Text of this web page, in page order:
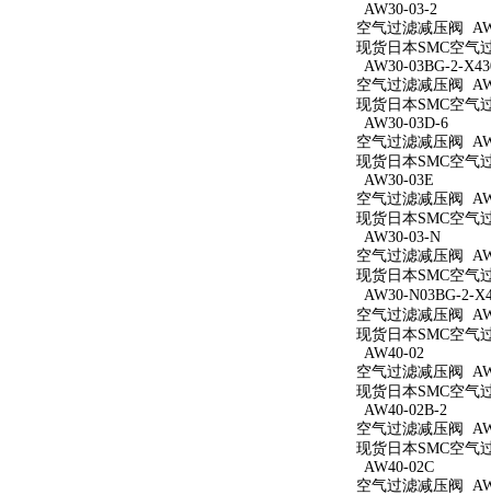
AW30-03-2
空气过滤减压阀
现货日本SMC空气
AW30-03BG-2-
空气过滤减压阀
现货日本SMC空气
AW30-03D-6
空气过滤减压阀
现货日本SMC空气
AW30-03E
空气过滤减压阀
现货日本SMC空气
AW30-03-N
空气过滤减压阀
现货日本SMC空气
AW30-N03BG-2-
空气过滤减压阀
现货日本SMC空气
AW40-02
空气过滤减压阀
现货日本SMC空气
AW40-02B-2
空气过滤减压阀
现货日本SMC空气
AW40-02C
空气过滤减压阀